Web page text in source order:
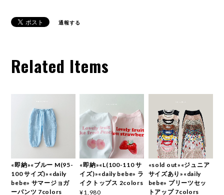
通報する
Related Items
«即納»«ブルー M(95-
100 サイズ)»«daily
bebe» サマージョガ
ーパンツ 7colors
«即納»«L(100-110 サ
イズ)»«daily bebe» ラ
イクトップス 2colors
¥1,980
«sold out»«ジュニア
サイズあり»«daily
bebe» プリーツセッ
トアップ 7colors